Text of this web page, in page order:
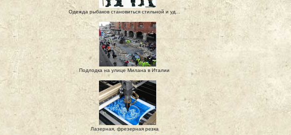
Одежда рыбаков становиться стильной и уд...
Подлодка на улице Милана в Италии
Лазерная, фрезерная резка